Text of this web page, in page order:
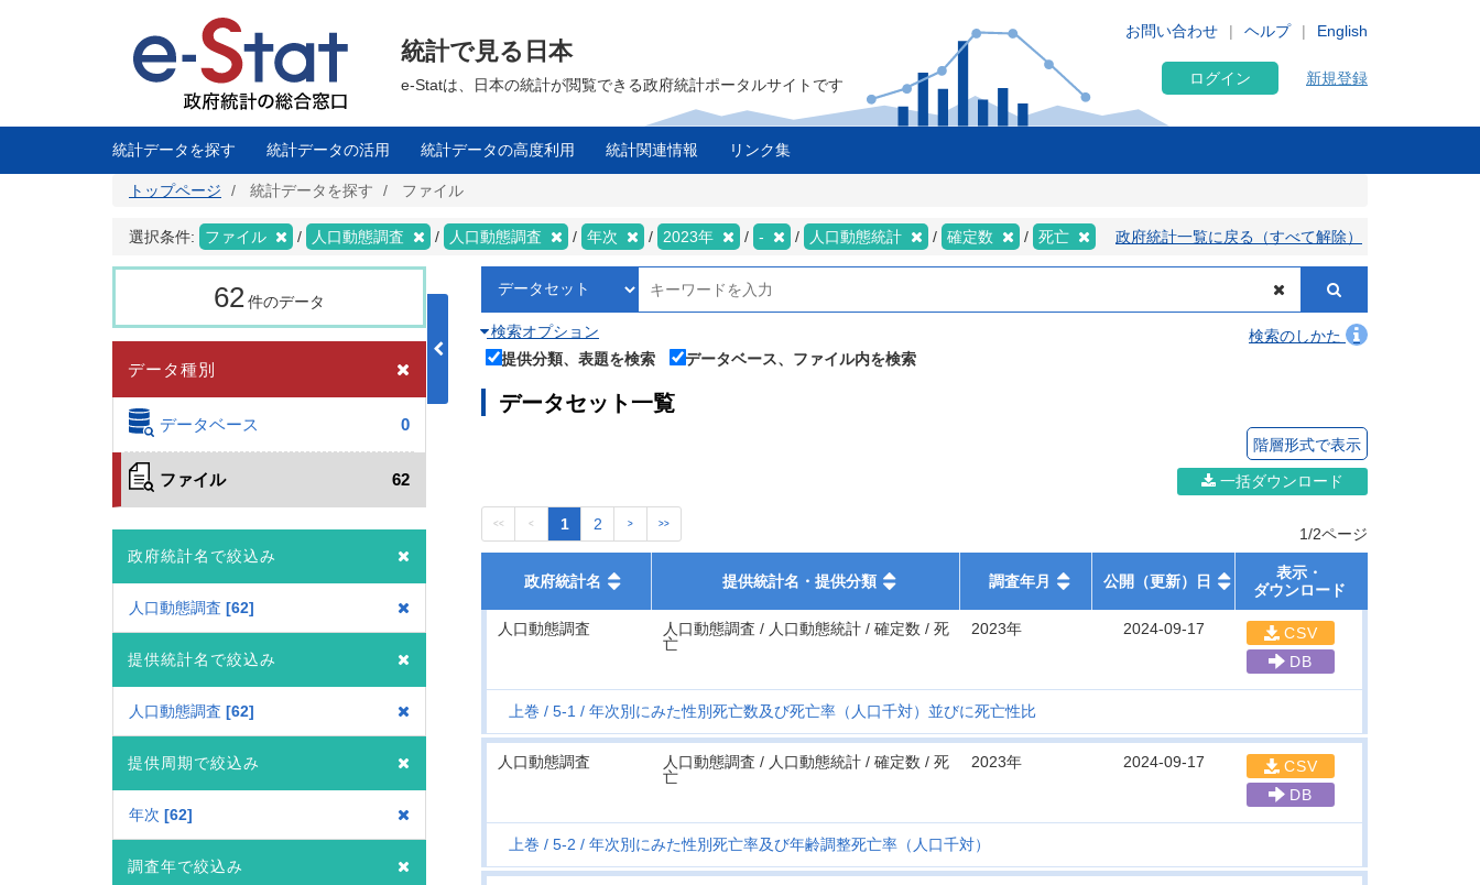
に
English
お問い合わせ ヘルプ
統計で見る日本
e-Statは、日本の統計が閲覧できる政府統計ポータルサイトです ログイン 新規登録
統計データを探す 統計データの活用 統計データの高度利用 統計関連情報 リンク集
トップページ 統計データを探す ファイル
選択条件: ファイル 人口動態調査 人口動態調査 年次 2023年 - 人口動態統計 確定数 死亡 政府統計一覧に戻る（すべて解除）
62件のデータ
データ種別
データベース 0
ファイル 62
政府統計名で絞込み
人口動態調査 62
提供統計名で絞込み
人口動態調査 62
提供周期で絞込み
年次 62
調査年で絞込み
検索オプション
検索のしかた
提供分類、表題を検索
データベース、ファイル内を検索
データセット一覧
階層形式で表示
一括ダウンロード
<< < 1 2 > >>
1/2ページ
政府統計名 提供統計名・提供分類 調査年月 公開（更新）日
表示・
ダウンロード
人口動態調査
人口動態調査 / 人口動態統計 / 確定数 / 死
亡
2023年 2024-09-17
CSV
DB
上巻 5-1 年次別にみた性別死亡数及び死亡率（人口千対）並びに死亡性比
人口動態調査
人口動態調査 / 人口動態統計 / 確定数 / 死
亡
2023年 2024-09-17
CSV
DB
上巻 5-2 年次別にみた性別死亡率及び年齢調整死亡率（人口千対）